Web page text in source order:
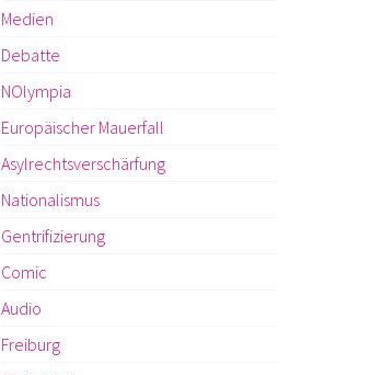
Medien
Debatte
NOlympia
Europäischer Mauerfall
Asylrechtsverschärfung
Nationalismus
Gentrifizierung
Comic
Audio
Freiburg